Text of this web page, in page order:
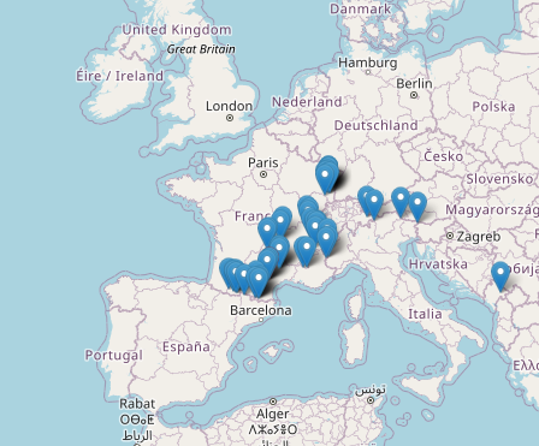
Dhr. Dries
Schapentocht
Het lossen van de kunst
7 rollen van Steven Seagal
Dodentocht
Redelijk slecht weer
In vogelvlucht